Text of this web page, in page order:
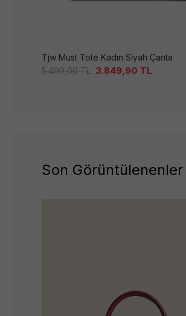
Tjw Must Tote Kadın Si̇yah Çanta
5.499,00TL 3.849,90 TL
Son Görüntülenenler